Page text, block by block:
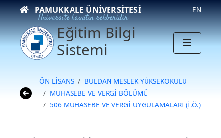
PAMUKKALE ÜNIVERSITESI
Üniversite hayatın rehberidir
EN
Eğitim Bilgi
Sistemi
ÖN LİSANS
BULDAN MESLEK YÜKSEKOKULU
MUHASEBE VE VERGİ BÖLÜMÜ
506 MUHASEBE VE VERGİ UYGULAMALARI (İ.Ö.)